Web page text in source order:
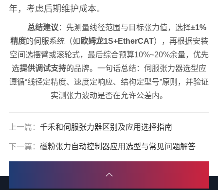
年，考虑后期维护成本。
总结建议 ：先测量线径范围与目标张力值，选择±1%
精度的伺服系统（如 欧姆龙1S+EtherCAT），再根据安装
空间选摆臂或滚轮式，最后综合预算10%~20%余量，优先
选提供调试支持的品牌。一句话总结：伺服张力器选型应
遵循“线径定精度、速度定响应、结构定型号”原则，并验证
实测张力波动是否在允许公差内。
上一篇： 千禾和伺服张力器区别及应用选择指南
下一篇： 磁粉张力自动控制器应用选型与常见问题解答